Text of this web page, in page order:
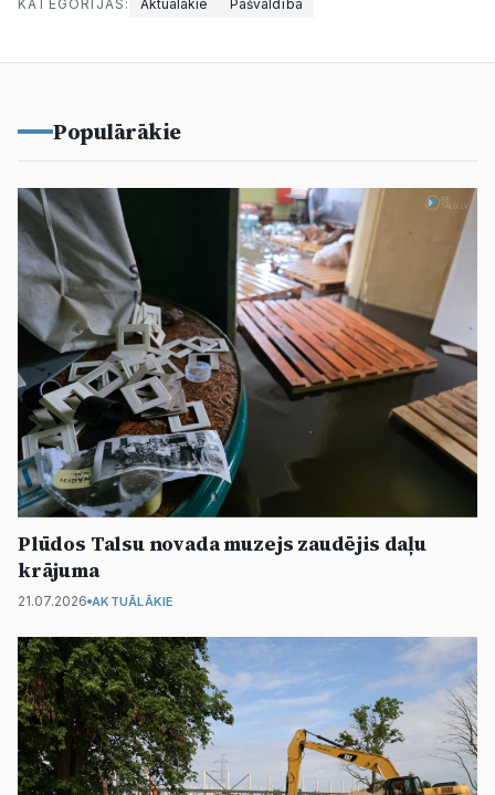
KATEGORIJAS: Aktuālākie Pašvaldībā
Populārākie
Plūdos Talsu novada muzejs zaudējis daļu
krājuma
21.07.2026 AKTUĀLĀKIE